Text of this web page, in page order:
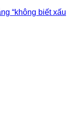
“không biết xấu